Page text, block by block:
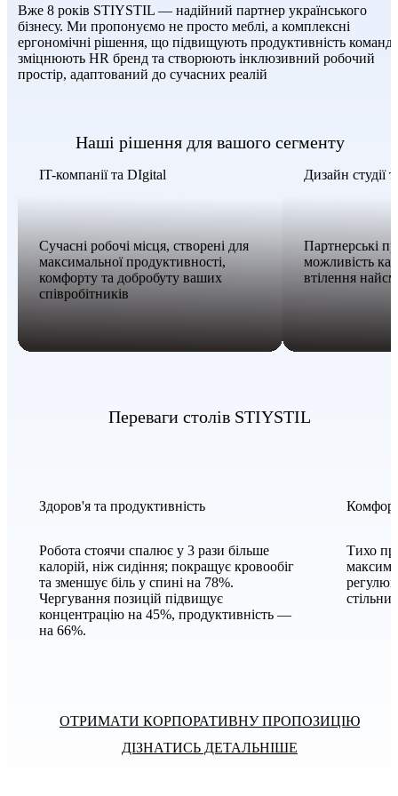
Вже 8 років STIYSTIL — надійний партнер українського
бізнесу. Ми пропонуємо не просто меблі, а комплексні
ергономічні рішення, що підвищують продуктивність команд,
зміцнюють HR бренд та створюють інклюзивний робочий
простір, адаптований до сучасних реалій
Наші рішення для вашого сегменту
IT-компанії та DIgital
Сучасні робочі місця, створені для
максимальної продуктивності,
комфорту та добробуту ваших
співробітників
Дизайн студії
Партнерські
можливість
втілення
Переваги столів STIYSTIL
Здоров'я та продуктивність
Робота стоячи спалює у 3 рази більше
калорій, ніж сидіння; покращує кровообіг
та зменшує біль у спині на 78%.
Чергування позицій підвищує
концентрацію на 45%, продуктивність —
на 66%.
Тихо
ОТРИМАТИ КОРПОРАТИВНУ ПРОПОЗИЦІЮ
ДІЗНАТИСЬ ДЕТАЛЬНІШЕ